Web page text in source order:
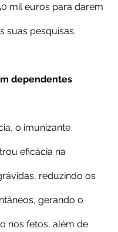
mil euros para darem
suas pesquisas.
dependentes
o imunizante
eficácia na
reduzindo os
gerando o
nos fetos, além de